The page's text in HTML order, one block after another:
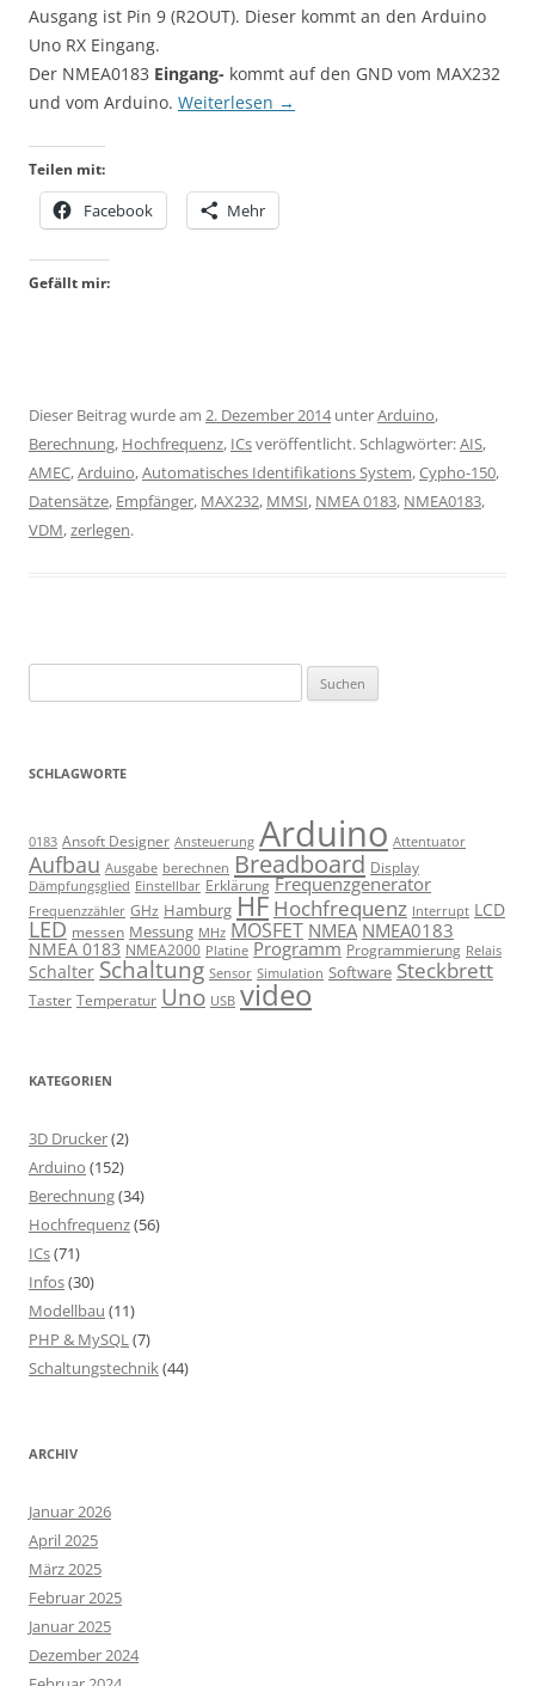
Ausgang ist Pin 9 (R2OUT). Dieser kommt an den Arduino
Uno RX Eingang.
Der NMEA0183 Eingang- kommt auf den GND vom MAX232
und vom Arduino. Weiterlesen →
Teilen mit:
Facebook Mehr
Gefällt mir:
Dieser Beitrag wurde am 2. Dezember 2014unterArduino,
Berechnung, Hochfrequenz, ICsveröffentlicht. Schlagwörter:AIS,
AMEC,Arduino,Automatisches Identifikations System,Cypho-150,
Datensätze, Empfänger, MAX232, MMSI, NMEA 0183, NMEA0183,
VDM,zerlegen.
nach:
SCHLAGWORTE
0183 Ansoft Designer Ansteuerung Arduino Attentuator
Aufbau Ausgabe berechnen Breadboard Display
Dämpfungsglied Einstellbar Erklärung Frequenzgenerator
Frequenzzähler GHz Hamburg HF Hochfrequenz Interrupt LCD
LED messen Messung MHz MOSFET NMEA NMEA0183
NMEA 0183 NMEA2000 Platine Programm Programmierung Relais
Schalter Schaltung Sensor Simulation Software Steckbrett
Taster Temperatur Uno USB video
KATEGORIEN
3D Drucker(2)
Arduino (152)
Berechnung(34)
Hochfrequenz(56)
ICs(71)
Infos(30)
Modellbau (11)
PHP & MySQL(7)
Schaltungstechnik(44)
ARCHIV
Januar 2026
April 2025
März 2025
Februar 2025
Januar 2025
Dezember 2024